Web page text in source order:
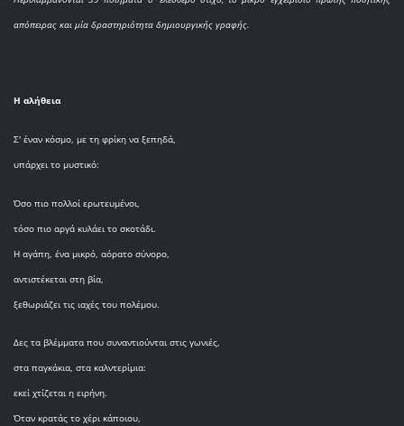
απόπειρας και μία δραστηριότητα δημιουργικής γραφής.
Η αλήθεια
Σ' έναν κόσμο, με τη φρίκη να ξεπηδά,
υπάρχει το μυστικό:
Όσο πιο πολλοί ερωτευμένοι,
τόσο πιο αργά κυλάει το σκοτάδι.
Η αγάπη, ένα μικρό, αόρατο σύνορο,
αντιστέκεται στη βία,
ξεθωριάζει τις ιαχές του πολέμου.
Δες τα βλέμματα που συναντιούνται στις γωνιές,
στα παγκάκια, στα καλντερίμια:
εκεί χτίζεται η ειρήνη.
Όταν κρατάς το χέρι κάποιου,